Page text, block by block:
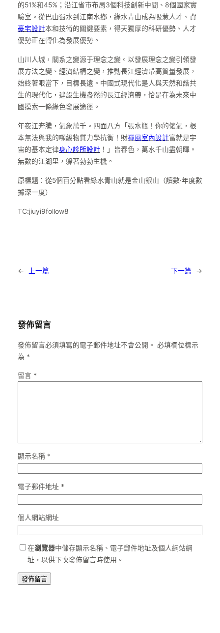
的51%和45%；沿江省市布局3個科技創新中間、8個國家實
驗室。從巴山蜀水到江南水鄉，綠水青山成為吸惹人才、資
豪宅設計本和技術的關鍵要素，得天獨厚的科研優勢、人才
優勢正在轉化為發展優勢。
山川人城，關系之變源于理念之變。以發展理念之變引領發
展方法之變、經濟結構之變，推動長江經濟帶高質量發展，
始終著眼當下，目標長遠。中國式現代化是人與天然和諧共
生的現代化，建設生機盎然的長江經濟帶，恰是在為未來中
國摸索一條綠色發展途徑。
年夜江奔騰，氣象萬千。四面八方「張水瓶！你的傻氣，根
本無法與我的噸級物質力學抗衡！財禪風室內設計富就是宇
宙的基本定律身心診所設計 ！」皆春色，萬水千山盡朝暉。
無數的江湖里，躲著勃勃生機。
原標題：從5個百分點看綠水青山就是金山銀山（讀數·年度數
據深一度）
TC:jiuyi9follow8
← 上一篇 下一篇 →
發佈留言
發佈留言必須填寫的電子郵件地址不會公開。 必填欄位標示
為 *
留言 *
顯示名稱 *
電子郵件地址 *
個人網站網址
在瀏覽器中儲存顯示名稱、電子郵件地址及個人網站網
址，以供下次發佈留言時使用。